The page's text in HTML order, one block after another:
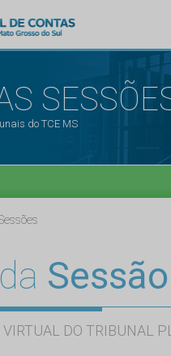
do TCE MS
Sessão
VIRTUAL DO TRIBUNAL